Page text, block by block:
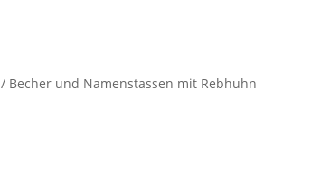
/ Becher und Namenstassen mit Rebhuhn